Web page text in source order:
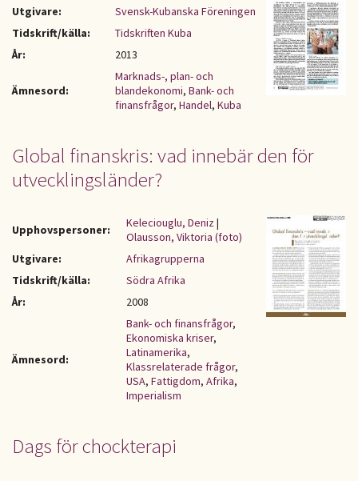
Utgivare:
Svensk-Kubanska Föreningen
Tidskrift/källa:
Tidskriften Kuba
År:
2013
Ämnesord:
Marknads-, plan- och
blandekonomi, Bank- och
finansfrågor, Handel, Kuba
Global finanskris: vad innebär den för
utvecklingsländer?
Upphovspersoner: Keleciouglu, Deniz|
Olausson, Viktoria (foto)
Utgivare:
Afrikagrupperna
Tidskrift/källa:
Södra Afrika
År:
2008
Ämnesord:
Bank- och finansfrågor,
Ekonomiska kriser,
Latinamerika,
Klassrelaterade frågor,
USA, Fattigdom, Afrika,
Imperialism
Dags för chockterapi